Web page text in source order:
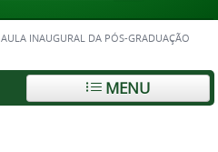
AULA INAUGURAL DA PÓS-GRADUAÇÃO
MENU